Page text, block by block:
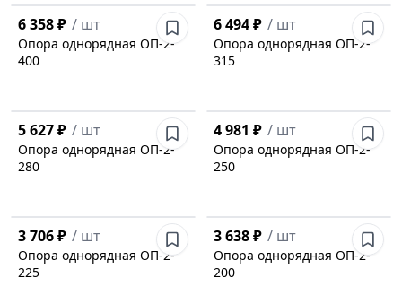
6 358 ₽ / шт
Опора однорядная ОП-2-
400
6 494 ₽ / шт
Опора однорядная ОП-2-
315
5 627 ₽ / шт
Опора однорядная ОП-2-
280
4 981 ₽ / шт
Опора однорядная OП-2-
250
3 706 ₽ / шт
Опора однорядная ОП-2-
225
3 638 ₽ / шт
Опора однорядная ОП-2-
200